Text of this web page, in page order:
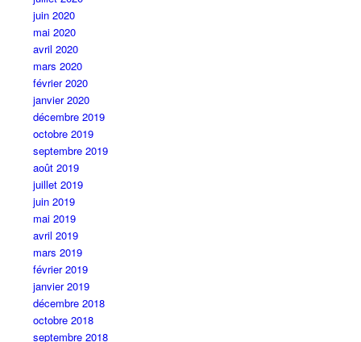
juin 2020
mai 2020
avril 2020
mars 2020
février 2020
janvier 2020
décembre 2019
octobre 2019
septembre 2019
août 2019
juillet 2019
juin 2019
mai 2019
avril 2019
mars 2019
février 2019
janvier 2019
décembre 2018
octobre 2018
septembre 2018